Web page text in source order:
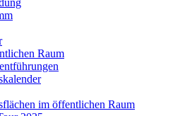
Raum
im öffentlichen Raum